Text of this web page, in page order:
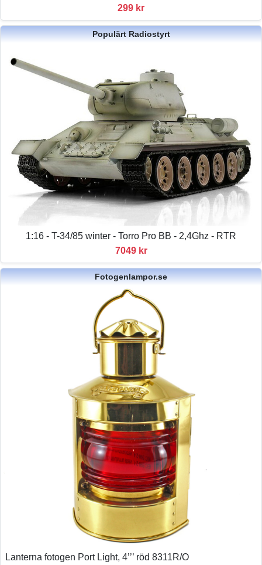
299 kr
Populärt Radiostyrt
1:16 - T-34/85 winter - Torro Pro BB - 2,4Ghz - RTR
7049 kr
Fotogenlampor.se
Lanterna fotogen Port Light, 4’’’ röd 8311R/O